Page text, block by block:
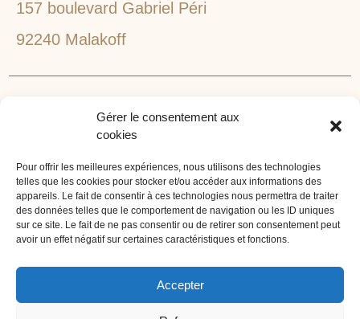
Gérer le consentement aux
cookies
Pour offrir les meilleures expériences, nous utilisons des technologies
telles que les cookies pour stocker et/ou accéder aux informations des
appareils. Le fait de consentir à ces technologies nous permettra de traiter
des données telles que le comportement de navigation ou les ID uniques
sur ce site. Le fait de ne pas consentir ou de retirer son consentement peut
avoir un effet négatif sur certaines caractéristiques et fonctions.
Accepter
157 boulevard Gabriel Péri
92240 Malakoff
1lieu1salle est spécialisé dans la recherche de lieux
événements d'entreprise. 1lieu1salle recherche
gratuitement pour vous, votre lieu de séminaire idéal :
château, domaine, hôtel, lieu atypique et dans
l'environnement que vous souhaitez, en ville, au vert, au
bord d'un lac ou de la mer.
ORGANISATION DE SÉMINAIRE CLÉ EN MAIN
1lieu1salle agence événementielle est spécialisée dans